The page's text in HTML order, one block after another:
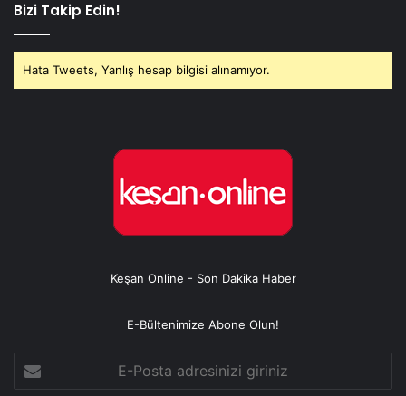
Bizi Takip Edin!
Hata Tweets, Yanlış hesap bilgisi alınamıyor.
Keşan Online - Son Dakika Haber
E-Bültenimize Abone Olun!
Posta